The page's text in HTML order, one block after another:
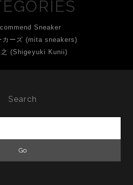
Sneaker
カーズ (mita sneakers)
之 (Shigeyuki Kunii)
Search